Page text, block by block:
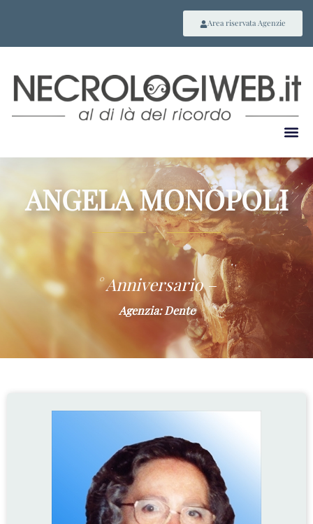
Area riservata Agenzie
ANGELA MONOPOLI
~
° Anniversario –
Agenzia: Dente